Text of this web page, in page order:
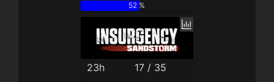
52 %
23h 17 / 35